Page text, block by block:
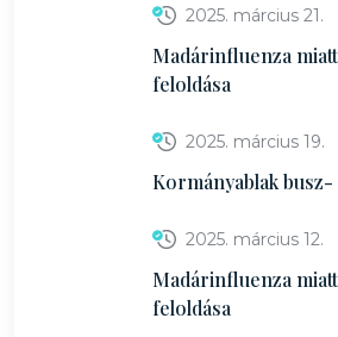
2025. március 21.
Madárinfluenza
feloldása
2025. március 19.
Kormányablak busz-
2025. március 12.
Madárinfluenza
feloldása